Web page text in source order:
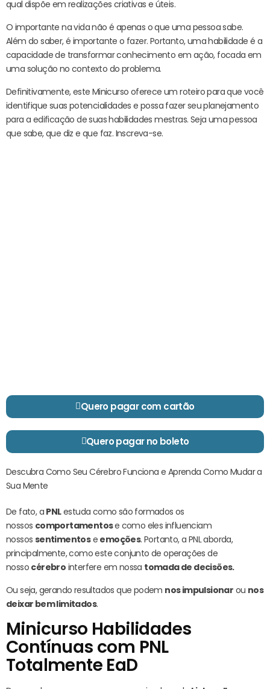
qual dispõe em realizações criativas e úteis.
O importante na vida não é apenas o que uma pessoa sabe.
Além do saber, é importante o fazer. Portanto, uma habilidade é a
capacidade de transformar conhecimento em ação, focada em
uma solução no contexto do problema.
Definitivamente, este Minicurso oferece um roteiro para que você
identifique suas potencialidades e possa fazer seu planejamento
para a edificação de suas habilidades mestras. Seja uma pessoa
que sabe, que diz e que faz. Inscreva-se.
Quero pagar com cartão
Quero pagar no boleto
Descubra Como Seu Cérebro Funciona e Aprenda Como Mudar a
Sua Mente
De fato, a PNLestuda como são formados os
nossos comportamentose como eles influenciam
nossos sentimentose emoções. Portanto, a PNL aborda,
principalmente, como este conjunto de operações de
nosso cérebro interfere em nossa tomada de decisões.
Ou seja, gerando resultados que podem nos impulsionar ou nos
deixar bem limitados.
Minicurso Habilidades
Contínuas com PNL
Totalmente EaD